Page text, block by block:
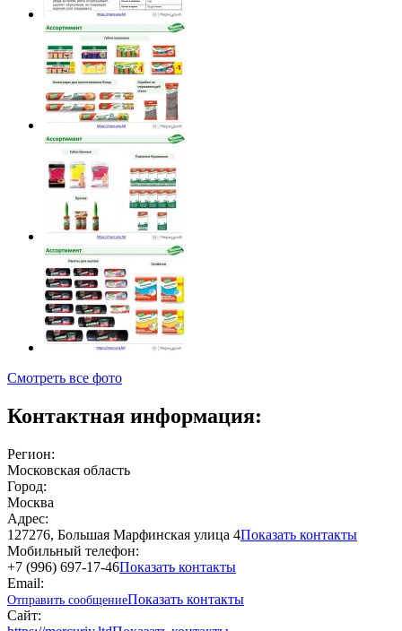
Смотреть все фото
Контактная информация:
Регион:
Московская область
Город:
Москва
Адрес:
127276, Большая Марфинская улица 4Показать контакты
Мобильный телефон:
+7 (996) 697-17-46Показать контакты
Email:
Отправить сообщениеПоказать контакты
Сайт: